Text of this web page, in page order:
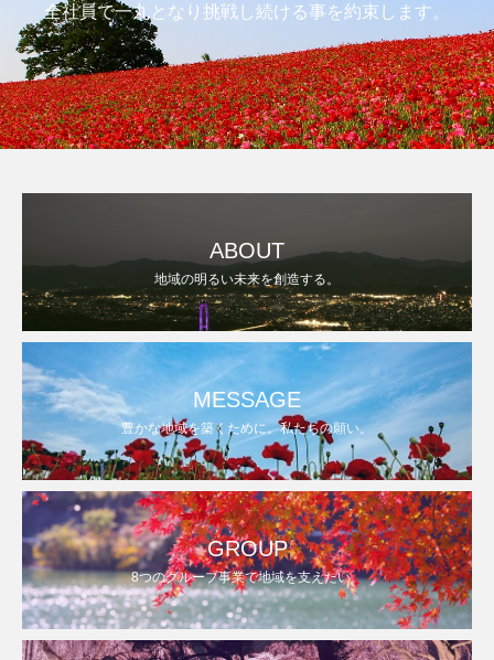
全社員で一丸となり挑戦し続ける事を約束します。
ABOUT
地域の明るい未来を創造する。
MESSAGE
豊かな地域を築くために。私たちの願い。
GROUP
8つのグループ事業で地域を支えたい。